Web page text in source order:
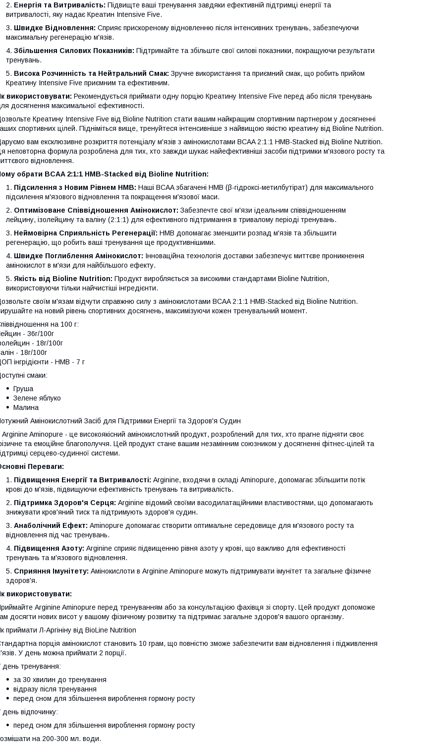
Енергія та Витривалість: Підвищте ваші тренування завдяки ефективній підтримці енергії та
витривалості, яку надає Креатин Intensive Five.
Швидке Відновлення: Сприяє прискореному відновленню після інтенсивних тренувань, забезпечуючи
максимальну регенерацію м'язів.
Збільшення Силових Показників: Підтримайте та збільште свої силові показники, покращуючи результати
тренувань.
Висока Розчинність та Нейтральний Смак: Зручне використання та приємний смак, що робить прийом
Креатину Intensive Five приємним та ефективним.
використовувати: Рекомендується приймати одну порцію Креатину Intensive Five перед або після тренувань
досягнення максимальної ефективності.
Креатину Intensive Five від Bioline Nutrition стати вашим найкращим спортивним партнером у досягненні
спортивних цілей. Підніміться вище, тренуйтеся інтенсивніше з найвищою якістю креатину від Bioline Nutrition.
вам ексклюзивне розкриття потенціалу м'язів з амінокислотами BCAA 2:1:1 HMB-Stacked від Bioline Nutrition.
неповторна формула розроблена для тих, хто завжди шукає найефективніші засоби підтримки м'язового росту та
відновлення.
обрати BCAA 2:1:1 HMB-Stacked від Bioline Nutrition:
Підсилення з Новим Рівнем HMB: Наші BCAA збагачені HMB (β-гідроксі-метилбутірат) для максимального
підсилення м'язового відновлення та покращення м'язової маси.
Оптимізоване Співвідношення Aмінокислот: Забезпечте свої м'язи ідеальним співвідношенням
лейцину, ізолейцину та валіну (2:1:1) для ефективного підтримання в тривалому періоді тренувань.
Неймовірна Сприяльність Регенерації: HMB допомагає зменшити розпад м'язів та збільшити
регенерацію, що робить ваші тренування ще продуктивнішими.
Швидке Поглиблення Амінокислот: Інноваційна технологія доставки забезпечує миттєве проникнення
амінокислот в м'язи для найбільшого ефекту.
Якість від Bioline Nutrition: Продукт виробляється за високими стандартами Bioline Nutrition,
використовуючи тільки найчистіші інгредієнти.
своїм м'язам відчути справжню силу з амінокислотами BCAA 2:1:1 HMB-Stacked від Bioline Nutrition.
на новий рівень спортивних досягнень, максимізуючи кожен тренувальний момент.
на 100 г:
- 36г/100г
- 18г/100г
- 18г/100г
інгрідієнти - HMB - 7 г
смаки:
Груша
Зелене яблуко
Малина
Амінокислотний Засіб для Підтримки Енергії та Здоров'я Судин
Arginine Aminopure - це високоякісний амінокислотний продукт, розроблений для тих, хто прагне підняти своє
та емоційне благополуччя. Цей продукт стане вашим незамінним союзником у досягненні фітнес-цілей та
серцево-судинної системи.
Переваги:
Підвищення Енергії та Витривалості: Arginine, входячи в складі Aminopure, допомагає збільшити потік
крові до м'язів, підвищуючи ефективність тренувань та витривалість.
Підтримка Здоров'я Серця: Arginine відомий своїми васодилатаційними властивостями, що допомагають
знижувати кров'яний тиск та підтримують здоров'я судин.
Анаболічний Ефект: Aminopure допомагає створити оптимальне середовище для м'язового росту та
відновлення під час тренувань.
Підвищення Азоту: Arginine сприяє підвищенню рівня азоту у крові, що важливо для ефективності
тренувань та м'язового відновлення.
Сприяння Імунітету: Амінокислоти в Arginine Aminopure можуть підтримувати імунітет та загальне фізичне
здоров'я.
використовувати:
Arginine Aminopure перед тренуванням або за консультацією фахівця зі спорту. Цей продукт допоможе
досягти нових висот у вашому фізичному розвитку та підтримає загальне здоров'я вашого організму.
приймати Л-Аргініну від BioLine Nutrition
порція амінокислот становить 10 грам, що повністю зможе забезпечити вам відновлення і підживлення
У день можна приймати 2 порції.
день тренування:
за 30 хвилин до тренування
відразу після тренування
перед сном для збільшення вироблення гормону росту
день відпочинку:
перед сном для збільшення вироблення гормону росту
на 200-300 мл. води.